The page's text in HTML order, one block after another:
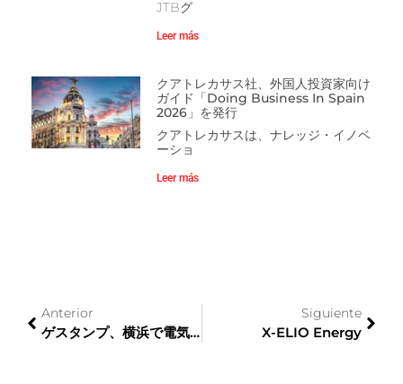
JTBグ
Leer más
クアトレカサス社、外国人投資家向け
ガイド「Doing Business In Spain
2026」を発行
クアトレカサスは、ナレッジ・イノベ
ーショ
Leer más
Anterior
ゲスタンプ、横浜で電気自動車アーキテクチャの新製品を発表
Siguiente
X-ELIO Energy